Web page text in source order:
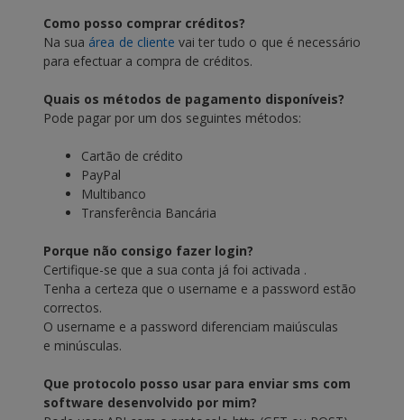
Como posso comprar créditos?
Na sua área de cliente vai ter tudo o que é necessário
para efectuar a compra de créditos.
Quais os métodos de pagamento disponíveis?
Pode pagar por um dos seguintes métodos:
Cartão de crédito
PayPal
Multibanco
Transferência Bancária
Porque não consigo fazer login?
Certifique-se que a sua conta já foi activada .
Tenha a certeza que o username e a password estão
correctos.
O username e a password diferenciam maiúsculas
e minúsculas.
Que protocolo posso usar para enviar sms com
software desenvolvido por mim?